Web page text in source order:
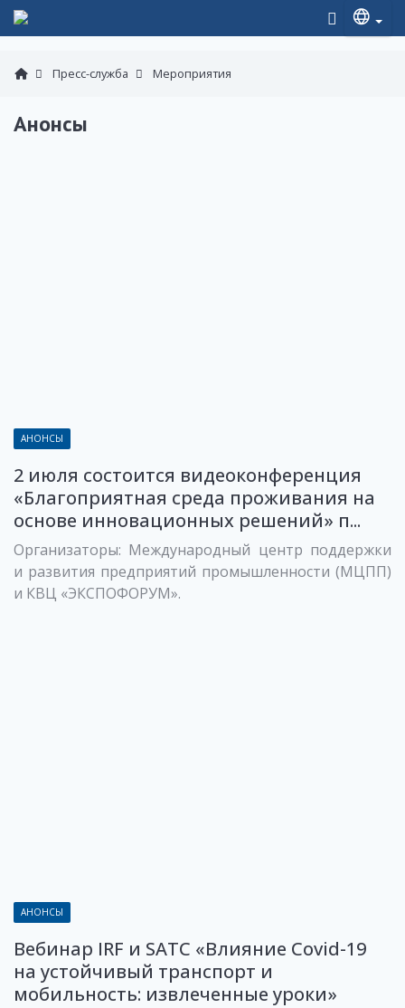
Пресс-служба Мероприятия
Анонсы
АНОНСЫ
2 июля состоится видеоконференция
«Благоприятная среда проживания на
основе инновационных решений» п...
Организаторы: Международный центр поддержки
и развития предприятий промышленности (МЦПП)
и КВЦ «ЭКСПОФОРУМ».
АНОНСЫ
Вебинар IRF и SATC «Влияние Covid-19
на устойчивый транспорт и
мобильность: извлеченные уроки»